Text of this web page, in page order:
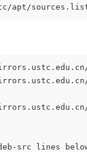
apt/
deb-src lines